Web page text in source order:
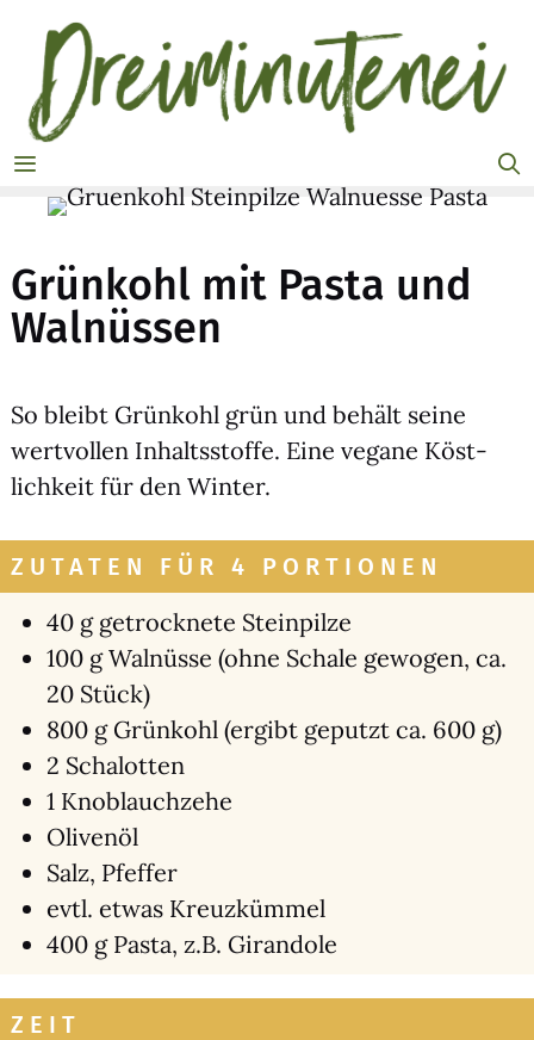
Inhalt
springen
Grünkohl mit Pasta und
Walnüssen
So bleibt Grün­kohl grün und behält sei­ne
wert­vol­len Inhalts­stof­fe. Eine vega­ne Köst­
lich­keit für den Win­ter.
ZUTATEN FÜR 4 PORTIONEN
40 g getrock­ne­te Stein­pil­ze
100 g Wal­nüs­se (ohne Scha­le gewo­gen, ca.
20 Stück)
800 g Grün­kohl (ergibt geputzt ca. 600 g)
2 Scha­lot­ten
1 Knob­lauch­ze­he
Oli­ven­öl
Salz, Pfef­fer
evtl. etwas Kreuz­küm­mel
400 g Pas­ta, z.B. Giran­do­le
ZEIT